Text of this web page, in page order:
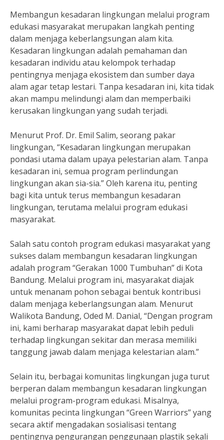
Membangun kesadaran lingkungan melalui program
edukasi masyarakat merupakan langkah penting
dalam menjaga keberlangsungan alam kita.
Kesadaran lingkungan adalah pemahaman dan
kesadaran individu atau kelompok terhadap
pentingnya menjaga ekosistem dan sumber daya
alam agar tetap lestari. Tanpa kesadaran ini, kita tidak
akan mampu melindungi alam dan memperbaiki
kerusakan lingkungan yang sudah terjadi.
Menurut Prof. Dr. Emil Salim, seorang pakar
lingkungan, “Kesadaran lingkungan merupakan
pondasi utama dalam upaya pelestarian alam. Tanpa
kesadaran ini, semua program perlindungan
lingkungan akan sia-sia.” Oleh karena itu, penting
bagi kita untuk terus membangun kesadaran
lingkungan, terutama melalui program edukasi
masyarakat.
Salah satu contoh program edukasi masyarakat yang
sukses dalam membangun kesadaran lingkungan
adalah program “Gerakan 1000 Tumbuhan” di Kota
Bandung. Melalui program ini, masyarakat diajak
untuk menanam pohon sebagai bentuk kontribusi
dalam menjaga keberlangsungan alam. Menurut
Walikota Bandung, Oded M. Danial, “Dengan program
ini, kami berharap masyarakat dapat lebih peduli
terhadap lingkungan sekitar dan merasa memiliki
tanggung jawab dalam menjaga kelestarian alam.”
Selain itu, berbagai komunitas lingkungan juga turut
berperan dalam membangun kesadaran lingkungan
melalui program-program edukasi. Misalnya,
komunitas pecinta lingkungan “Green Warriors” yang
secara aktif mengadakan sosialisasi tentang
pentingnya pengurangan penggunaan plastik sekali